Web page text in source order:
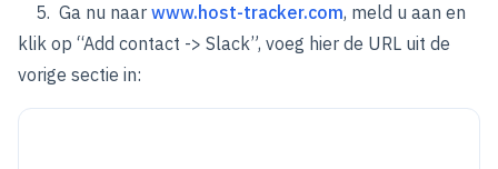
5. Ga nu naar www.host-tracker.com, meld u aan en
klik op “Add contact -> Slack”, voeg hier de URL uit de
vorige sectie in: